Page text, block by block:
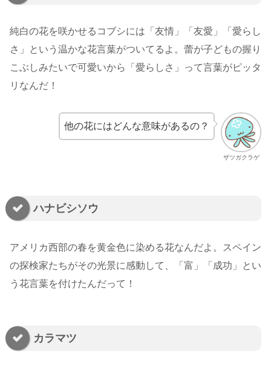
純白の花を咲かせるコブシには「友情」「友愛」「愛らし
さ」という温かな花言葉がついてるよ。蕾が子どもの握り
こぶしみたいで可愛いから「愛らしさ」って言葉がピッタ
リなんだ！
ザツガクラゲ
他の花にはどんな意味があるの？
ハナビシソウ
アメリカ西部の春を黄金色に染める花なんだよ。スペイン
の探検家たちがその光景に感動して、「富」「成功」とい
う花言葉を付けたんだって！
カラマツ